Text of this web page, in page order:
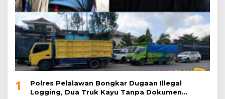
1
Polres Pelalawan Bongkar Dugaan Illegal
Logging, Dua Truk Kayu Tanpa Dokumen